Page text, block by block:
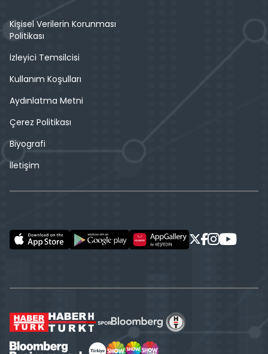
Kişisel Verilerin Korunması
Politikası
İzleyici Temsilcisi
Kullanım Koşulları
Aydınlatma Metni
Çerez Politikası
Biyografi
İletişim